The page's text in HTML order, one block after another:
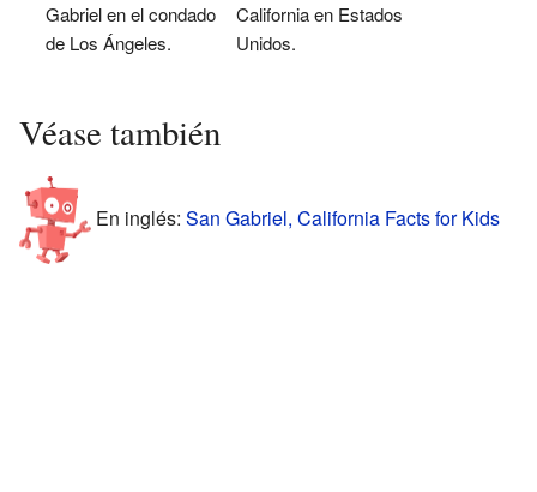
Gabriel en el condado
de Los Ángeles.
California en Estados
Unidos.
Véase también
En inglés: San Gabriel, California Facts for Kids